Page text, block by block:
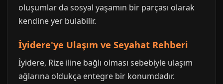
oluşumlar da sosyal yaşamın bir parçası olarak
kendine yer bulabilir.
İyidere'ye Ulaşım ve Seyahat Rehberi
İyidere, Rize iline bağlı olması sebebiyle ulaşım
ağlarına oldukça entegre bir konumdadır.